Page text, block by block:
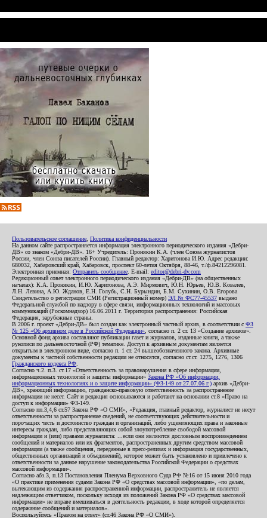
Пользовательское соглашение Политика конфиденциальности
На данном сайте распространяется информация электронного периодического издания «Дебри-
ДВ» со знаком «Дебри-ДВ». 16+ Учредитель: Пронякин К.А. (член Союза журналистов
России, член Союза писателей России). Главный редактор: Харитонова И.Ю. Адрес редакции:
680032, Хабаровский край, Хабаровск, проспект 60-летия Октября, 88-46, т./ф.84212296081.
Электронная приемная: Отправить сообщение . E-mail: editor@debri-dv.com
Редакционный совет электронного периодического издания «Дебри-ДВ» (на общественных
началах): К.А. Пронякин, И.Ю. Харитонова, А.Э. Мирмович, Ю.Н. Юрьев, Ю.В. Ковалев,
Л.Н. Левина, А.Ю. Жданов, Е.Н. Голубь, С.Н. Бурындин, Б.М. Сухинин, О.В. Егорова
Свидетельство о регистрации СМИ (Регистрационный номер) ЭЛ № ФС77-45537 выдано
Федеральной службой по надзору в сфере связи, информационных технологий и массовых
коммуникаций (Роскомнадзор) 16.06.2011 г. Территория распространения: Российская
Федерация, зарубежные страны.
В 2006 г. проект «Дебри-ДВ» был создан как электронный частный архив, в соответствии с ФЗ
№ 125 «Об архивном деле в Российской Федерации» , согласно п. 2 ст. 13 «Создание архивов».
Основной фонд архива составляют публикации газет и журналов, изданные книги, а также
рукописи по дальневосточной (РФ) тематике. Доступ к архивным документам является
открытым в электронном виде, согласно п. 1 ст. 24 вышеобозначенного закона. Архивные
документы к частной собственности редакции не относятся, согласно ст.ст. 1275, 1276, 1306
Гражданского кодекса РФ
Согласно ч.2. п.3. ст.17 «Ответственность за правонарушения в сфере информации,
информационных технологий и защиты информации» Закона РФ «Об информации,
информационных технологиях и о защите информации» (ФЗ-149 от 27.07.06 г.) архив «Дебри-
ДВ», хранящий информацию, гражданско-правовую ответственность за распространение
информации не несет. Сайт и редакция основываются и работают на основании ст.8 «Право на
доступ к информации» ФЗ-149.
Согласно пп.3,4,6 ст.57 Закона РФ «О СМИ», «Редакция, главный редактор, журналист не несут
ответственности за распространение сведений, не соответствующих действительности и
порочащих честь и достоинство граждан и организаций, либо ущемляющих права и законные
интересы граждан, либо представляющих собой злоупотребление свободой массовой
информации и (или) правами журналиста: ...если они являются дословным воспроизведением
сообщений и материалов или их фрагментов, распространенных другим средством массовой
информации (а также сообщения, переданные в пресс-релизах и информация государственных,
общественных организаций и объединений), которое может быть установлено и привлечено к
ответственности за данное нарушение законодательства Российской Федерации о средствах
массовой информации».
Согласно абз.3, п.13 Постановления Пленума Верховного Суда РФ №16 от 15 июня 2010 года
«О практике применения судами Закона РФ «О средствах массовой информации», «по делам,
вытекающим из содержания распространенной информации, распространитель не является
надлежащим ответчиком, поскольку исходя из положений Закона РФ «О средствах массовой
информации» не вправе вмешиваться в деятельность редакции, в ходе которой определяется
содержание сообщений и материалов».
Воспользуйтесь «Правом на ответ» (ст.46 Закона РФ «О СМИ»).